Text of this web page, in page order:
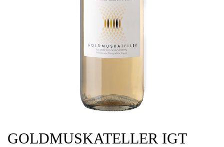
GOLDMUSKATELLER IGT